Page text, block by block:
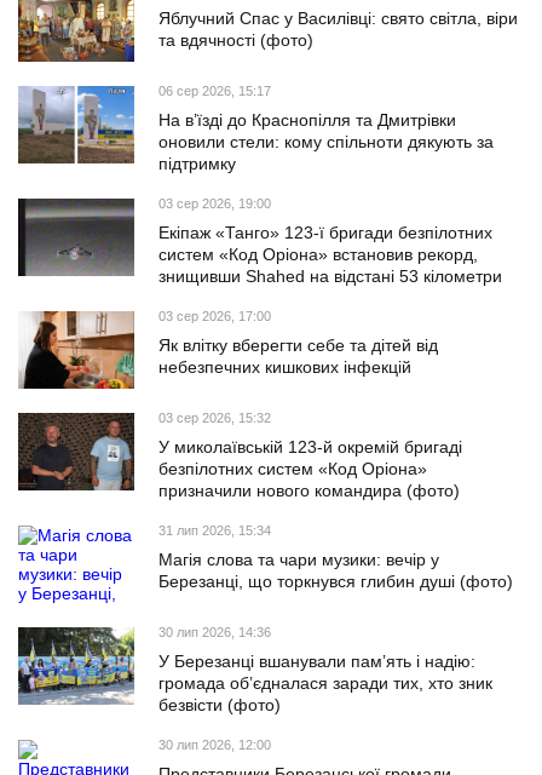
Яблучний Спас у Василівці: свято світла, віри
та вдячності (фото)
06 сер 2026, 15:17
На в’їзді до Краснопілля та Дмитрівки
оновили стели: кому спільноти дякують за
підтримку
03 сер 2026, 19:00
Екіпаж «Танго» 123-ї бригади безпілотних
систем «Код Оріона» встановив рекорд,
знищивши Shahed на відстані 53 кілометри
03 сер 2026, 17:00
Як влітку вберегти себе та дітей від
небезпечних кишкових інфекцій
03 сер 2026, 15:32
У миколаївській 123-й окремій бригаді
безпілотних систем «Код Оріона»
призначили нового командира (фото)
31 лип 2026, 15:34
Магія слова та чари музики: вечір у
Березанці, що торкнувся глибин душі (фото)
30 лип 2026, 14:36
У Березанці вшанували пам’ять і надію:
громада об’єдналася заради тих, хто зник
безвісти (фото)
30 лип 2026, 12:00